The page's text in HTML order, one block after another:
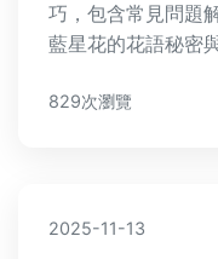
巧，包含常見問題
藍星花的花語秘密
829次瀏覽
2025-11-13